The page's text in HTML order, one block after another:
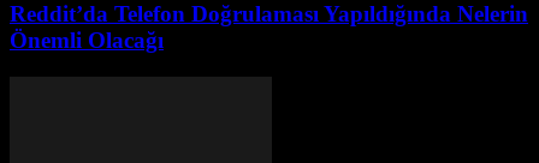
Reddit’da Telefon Doğrulaması Yapıldığında Nelerin
Önemli Olacağı